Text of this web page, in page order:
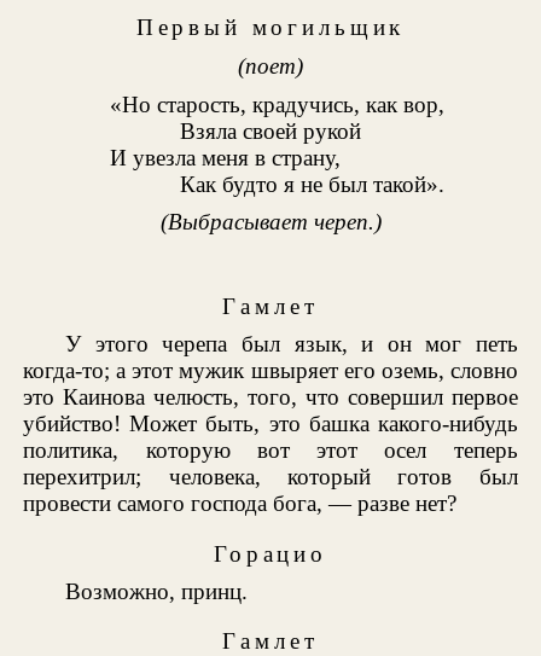
Первый могильщик
(поет)
«Но старость, крадучись, как вор,
Взяла своей рукой
И увезла меня в страну,
Как будто я не был такой».
(Выбрасывает череп.)
Гамлет
У этого черепа был язык, и он мог петь
когда-то; а этот мужик швыряет его оземь, словно
это Каинова челюсть, того, что совершил первое
убийство! Может быть, это башка какого-нибудь
политика, которую вот этот осел теперь
перехитрил; человека, который готов был
провести самого господа бога, — разве нет?
Горацио
Возможно, принц.
Гамлет